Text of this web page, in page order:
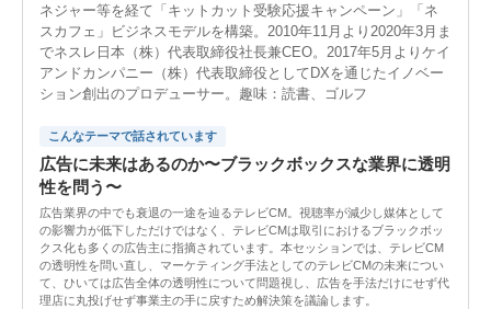
ネジャー等を経て「キットカット受験応援キャンペーン」「ネ
スカフェ」ビジネスモデルを構築。2010年11月より2020年3月ま
でネスレ日本（株）代表取締役社長兼CEO。2017年5月よりケイ
アンドカンパニー（株）代表取締役としてDXを通じたイノベー
ション創出のプロデューサー。趣味：読書、ゴルフ
こんなテーマで話されています
広告に未来はあるのか〜ブラックボックスな業界に透明
性を問う〜
広告業界の中でも衰退の一途を辿るテレビCM。視聴率が減少し媒体として
の影響力が低下しただけではなく、テレビCMは取引におけるブラックボッ
クス化も多くの広告主に指摘されています。本セッションでは、テレビCM
の透明性を問い直し、マーケティング手法としてのテレビCMの未来につい
て、ひいては広告全体の透明性について問題視し、広告を手法だけにせず代
理店に丸投げせず事業主の手に戻すため解決策を議論します。